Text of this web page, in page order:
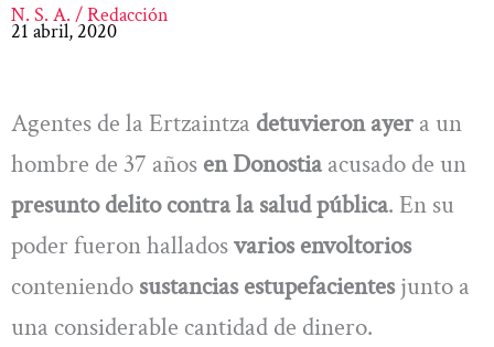
N. S. A. / Redacción
21 abril, 2020
Agentes de la Ertzaintza detuvieron ayer a un
hombre de 37 años en Donostiaacusado de un
presunto delito contra la salud pública. En su
poder fueron halladosvarios envoltorios
conteniendo sustancias estupefacientesjunto a
una considerable cantidad de dinero.